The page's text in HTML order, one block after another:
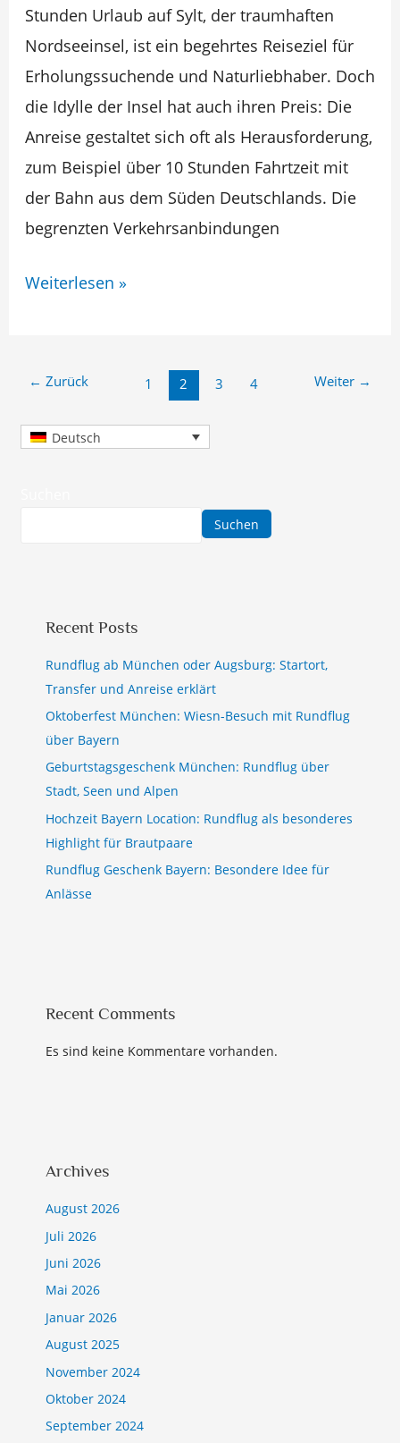
Stunden Urlaub auf Sylt, der traumhaften
Nordseeinsel, ist ein begehrtes Reiseziel für
Erholungssuchende und Naturliebhaber. Doch
die Idylle der Insel hat auch ihren Preis: Die
Anreise gestaltet sich oft als Herausforderung,
zum Beispiel über 10 Stunden Fahrtzeit mit
der Bahn aus dem Süden Deutschlands. Die
begrenzten Verkehrsanbindungen
die
Anreise
einfach
Weiterlesen »
← Zurück 1 2 3 4 Weiter →
Deutsch
Suchen
Recent Posts
Rundflug ab München oder Augsburg: Startort,
Transfer und Anreise erklärt
Oktoberfest München: Wiesn-Besuch mit Rundflug
über Bayern
Geburtstagsgeschenk München: Rundflug über
Stadt, Seen und Alpen
Hochzeit Bayern Location: Rundflug als besonderes
Highlight für Brautpaare
Rundflug Geschenk Bayern: Besondere Idee für
Anlässe
Recent Comments
Es sind keine Kommentare vorhanden.
Archives
August 2026
Juli 2026
Juni 2026
Mai 2026
Januar 2026
August 2025
November 2024
Oktober 2024
September 2024